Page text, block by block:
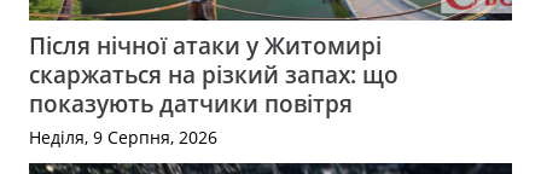
Після нічної атаки у Житомирі
скаржаться на різкий запах: що
показують датчики повітря
Неділя, 9 Серпня, 2026